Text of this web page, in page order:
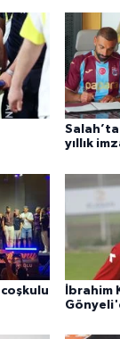
yıllık
İbrahim